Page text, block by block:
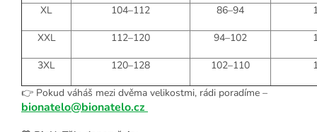
XL 104–112 86–94
XXL 112–120 94–102
3XL 120–128 102–110
👉 Pokud váháš mezi dvěma velikostmi, rádi poradíme –
bionatelo@bionatelo.cz